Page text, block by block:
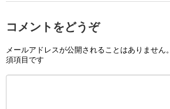
コメントをどうぞ
メールアドレスが公開されることはありません。
須項目です